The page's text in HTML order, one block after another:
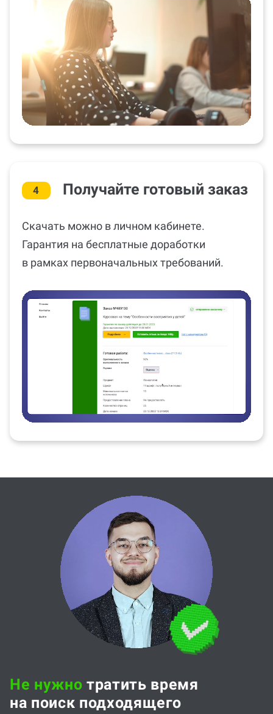
4 Получайте готовый заказ
Скачать можно в личном кабинете.
Гарантия на бесплатные доработки
в рамках первоначальных требований.
Не нужно тратить время
на поиск подходящего